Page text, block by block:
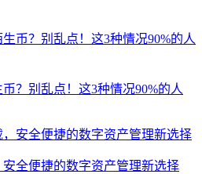
？别乱点！这3种情况90%的人
全便捷的数字资产管理新选择